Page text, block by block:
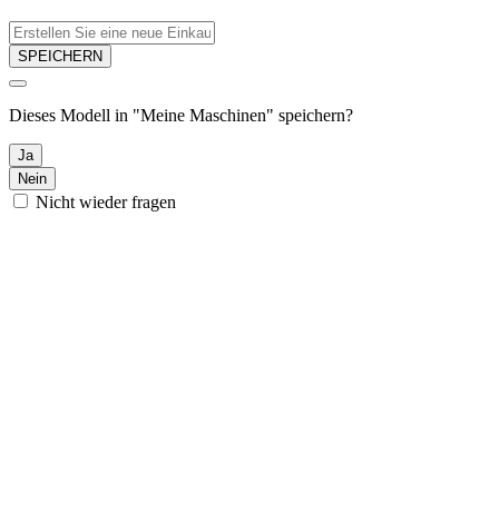
SPEICHERN
Dieses Modell in "Meine Maschinen" speichern?
Ja
Nein
Nicht wieder fragen